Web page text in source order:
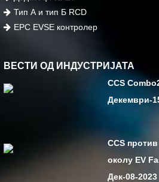
Тип А и тип Б RCD
EPC EVSE контролер
ВЕСТИ ОД ИНДУСТРИЈАТА
CCS
Декември-
CCS
околу EV
Дек-08-2023